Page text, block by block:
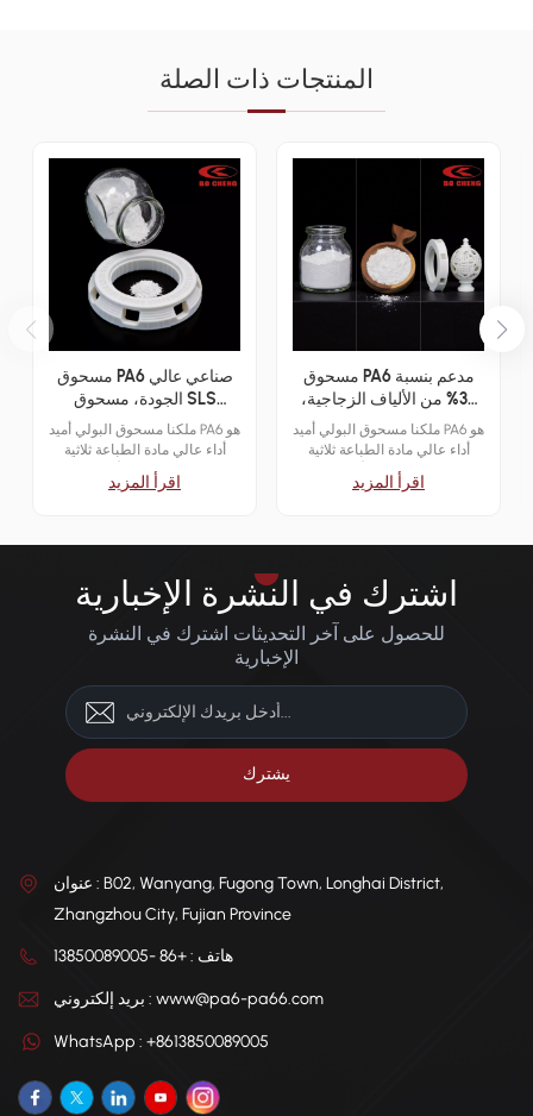
المنتجات ذات الصلة
مسحوق PA6 صناعي عالي
الجودة، مسحوق SLS
للنماذج الأولية الوظيفية
ملكنا مسحوق البولي أميد PA6 هو
أداء عالي مادة الطباعة ثلاثية
المادة خصيصًا لإنتاج النماذج
يوفر أجزاء مطبوعة بدقة أبعاد
عالية، وأداء ميكانيكي قوي،
ومتانة موثوقة. تتوفر منها درجات
اقرأ المزيد
مسحوق PA6 مدعم بنسبة
30% من الألياف الزجاجية،
بوليمر هيكلي بتقنية SLS ملكنا مسحوق البولي أميد PA6 هو
أداء عالي مادة الطباعة ثلاثية
المادة خصيصًا لإنتاج النماذج
يوفر أجزاء مطبوعة بدقة أبعاد
عالية، وأداء ميكانيكي قوي،
ومتانة موثوقة. تتوفر منها درجات
اقرأ المزيد
اشترك في النشرة الإخبارية
للحصول على آخر التحديثات اشترك في النشرة
الإخبارية
عنوان : B02, Wanyang, Fugong Town, Longhai District,
Zhangzhou City, Fujian Province
هاتف : +86 -13850089005
بريد إلكتروني : www@pa6-pa66.com
WhatsApp : +8613850089005